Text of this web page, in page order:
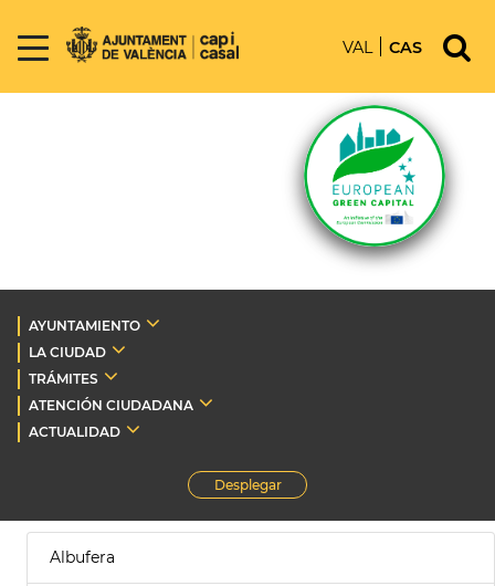
VAL CAS
AYUNTAMIENTO
LA CIUDAD
TRÁMITES
ATENCIÓN CIUDADANA
ACTUALIDAD
Desplegar
Albufera